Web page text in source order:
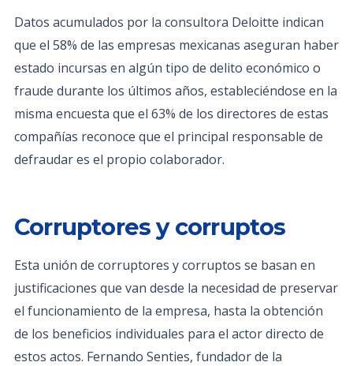
Datos acumulados por la consultora Deloitte indican
que el 58% de las empresas mexicanas aseguran haber
estado incursas en algún tipo de delito económico o
fraude durante los últimos años, estableciéndose en la
misma encuesta que el 63% de los directores de estas
compañías reconoce que el principal responsable de
defraudar es el propio colaborador.
Corruptores y corruptos
Esta unión de corruptores y corruptos se basan en
justificaciones que van desde la necesidad de preservar
el funcionamiento de la empresa, hasta la obtención
de los beneficios individuales para el actor directo de
estos actos. Fernando Senties, fundador de la